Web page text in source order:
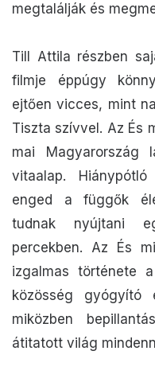
megtalálják és
Till Attila részben
filmje éppúgy
ejtően vicces, mint
Tiszta szívvel. Az És
mai Magyarország
vitaalap.
enged a függők
tudnak nyújtani
percekben. Az És
izgalmas története
közösség gyógyító
miközben
átitatott világ